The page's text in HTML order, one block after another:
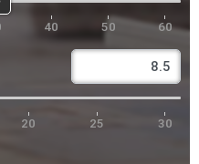
40 50 60
20 25 30